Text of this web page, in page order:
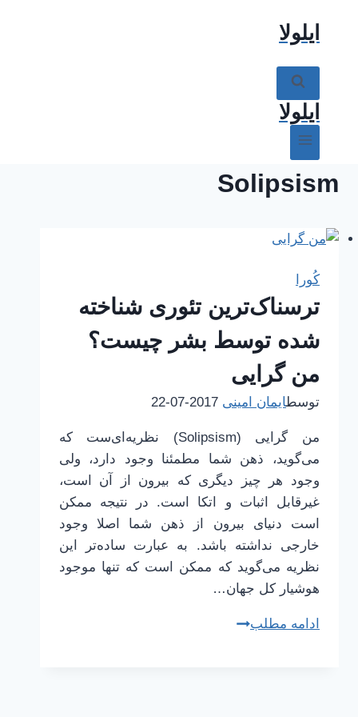
ایلولا
ایلولا
Solipsism
کُورا
ترسناک‌ترین تئوری شناخته
شده توسط بشر چیست؟
من گرایی
توسطایمان امینی 2017-07-22
من گرایی (Solipsism) نظریه‌ای‌ست که
می‌گوید، ذهن شما مطمئنا وجود دارد، ولی
وجود هر چیز دیگری که بیرون از آن است،
غیرقابل اثبات و اتکا است. در نتیجه ممکن
است دنیای بیرون از ذهن شما اصلا وجود
خارجی نداشته باشد. به عبارت ساده‌تر این
نظریه می‌گوید که ممکن است که تنها موجود
هوشیار کل جهان…
ادامه مطلبترسناک‌ترین